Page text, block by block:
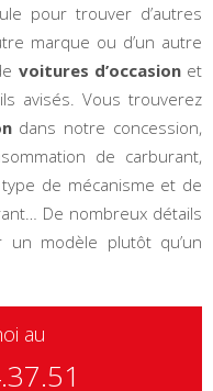
pour trouver d’autres
marque ou d’un autre
voitures d’occasionet
avisés. Vous trouverez
dans notre concession,
de carburant,
de mécanisme et de
De nombreux détails
modèle plutôt qu’un
au